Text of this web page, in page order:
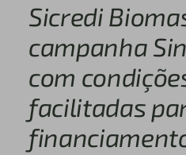
Sicredi
campanha
com
facilitadas